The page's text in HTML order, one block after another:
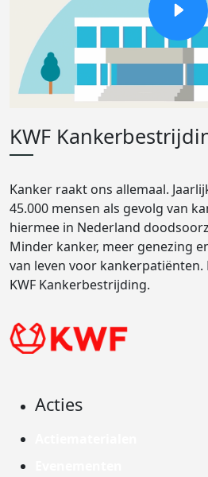
KWF
Kanker raakt ons allemaal.
45.000 mensen als gevolg van
hiermee in Nederland
Minder kanker, meer genezing
van leven voor kankerpatiënten.
KWF Kankerbestrijding.
Acties